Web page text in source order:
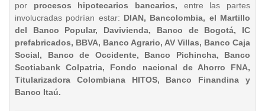
por procesos hipotecarios bancarios, entre las partes
involucradas podrían estar: DIAN, Bancolombia, el Martillo
del Banco Popular, Davivienda, Banco de Bogotá, IC
prefabricados, BBVA, Banco Agrario, AV Villas, Banco Caja
Social, Banco de Occidente, Banco Pichincha, Banco
Scotiabank Colpatria, Fondo nacional de Ahorro FNA,
Titularizadora Colombiana HITOS, Banco Finandina y
Banco Itaú.